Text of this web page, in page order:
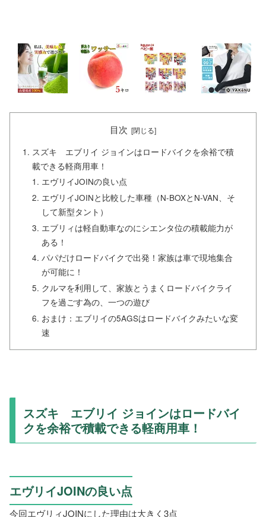
目次
スズキ エブリイ ジョインはロードバイクを余裕で積
載できる軽商用車！
エヴリイJOINの良い点
エヴリイJOINと比較した車種（N-BOXとN-VAN、そ
して新型タント）
エブリィは軽自動車なのにシエンタ位の積載能力が
ある！
パパだけロードバイクで出発！家族は車で現地集合
が可能に！
クルマを利用して、家族とうまくロードバイクライ
フを過ごす為の、一つの遊び
おまけ：エブリイの5AGSはロードバイクみたいな変
速
スズキ エブリイ ジョインはロードバイ
クを余裕で積載できる軽商用車！
エヴリイJOINの良い点
今回エヴリィJOINにした理由は大きく3点